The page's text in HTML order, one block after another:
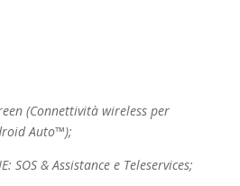
(Connettività wireless per
Auto™);
SOS & Assistance e Teleservices;